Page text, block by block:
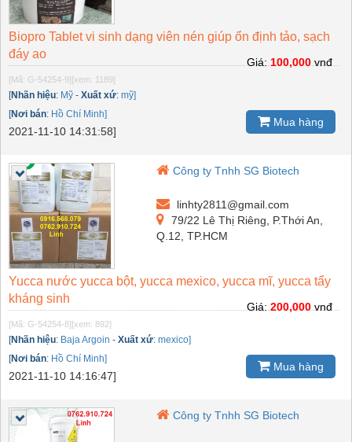
Biopro Tablet vi sinh dạng viên nén giúp ổn định tảo, sạch
đáy ao
[Mã: G-54254-9] [xem: 1189]
[Nhãn hiệu: Mỹ - Xuất xứ: mỹ]
[Nơi bán: Hồ Chí Minh]
2021-11-10 14:31:58]
Giá:100,000vnđ
Mua hàng
Công ty Tnhh SG Biotech
linhty2811@gmail.com
79/22 Lê Thị Riêng, P.Thới An,
Q.12, TP.HCM
Yucca nước yucca bột, yucca mexico, yucca mĩ, yucca tẩy
kháng sinh
[Mã: G-54254-8] [xem: 892]
[Nhãn hiệu: Baja Argoin - Xuất xứ: mexico]
[Nơi bán: Hồ Chí Minh]
2021-11-10 14:16:47]
Giá:200,000vnđ
Mua hàng
Công ty Tnhh SG Biotech